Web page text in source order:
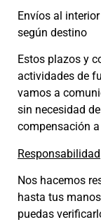
Envíos al
según destino
Estos plazos y
actividades de
vamos a
sin necesidad
compensación
Responsabilidad
Nos hacemos
hasta tus
puedas